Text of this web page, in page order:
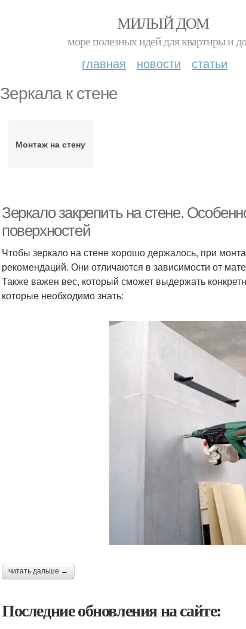
МИЛЫЙ ДОМ
море полезных идей для квартиры и
главная новости статьи
Зеркала к стене
Монтаж на стену
Зеркало закрепить на стене.
поверхностей
Чтобы зеркало на стене хорошо держалось, при
рекомендаций. Они отличаются в зависимости от
Также важен вес, который сможет выдержать
которые необходимо знать:
читать дальше →
Последние обновления на сайте: